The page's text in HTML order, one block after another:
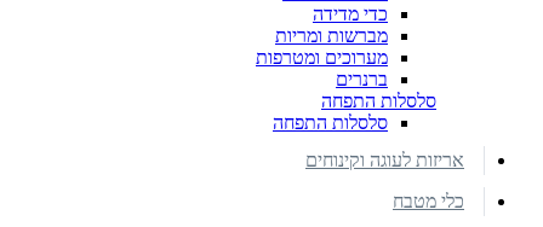
כדי מדידה
מברשות ומריות
מערוכים ומטרפות
ברנרים
סלסלות התפחה
סלסלות התפחה
אריזות לעוגה וקינוחים
כלי מטבח